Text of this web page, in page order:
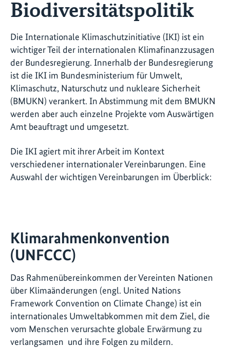
Biodiversitätspolitik
Die Internationale Klimaschutzinitiative (IKI) ist ein
wichtiger Teil der internationalen Klimafinanzzusagen
der Bundesregierung. Innerhalb der Bundesregierung
ist die IKI im Bundesministerium für Umwelt,
Klimaschutz, Naturschutz und nukleare Sicherheit
(BMUKN) verankert. In Abstimmung mit dem BMUKN
werden aber auch einzelne Projekte vom Auswärtigen
Amt beauftragt und umgesetzt.
Die IKI agiert mit ihrer Arbeit im Kontext
verschiedener internationaler Vereinbarungen. Eine
Auswahl der wichtigen Vereinbarungen im Überblick:
Klimarahmenkonvention
(UNFCCC)
Das Rahmenübereinkommen der Vereinten Nationen
über Klimaänderungen (engl. United Nations
Framework Convention on Climate Change) ist ein
internationales Umweltabkommen mit dem Ziel, die
vom Menschen verursachte globale Erwärmung zu
verlangsamen und ihre Folgen zu mildern.